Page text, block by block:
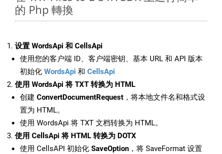
的 Php 轉換
设置 WordsApi 和 CellsApi
使用您的客户端 ID、客户端密钥、基本 URL 和 API 版本
初始化 WordsApi 和 CellsApi
使用 WordsApi 将 TXT 转换为 HTML
创建 ConvertDocumentRequest ，将本地文件名和格式设
置为 HTML。
使用 WordsApi 将 TXT 文档转换为 HTML。
使用 CellsApi 将 HTML 转换为 DOTX
使用 CellsAPI 初始化 SaveOption ，将 SaveFormat 设置